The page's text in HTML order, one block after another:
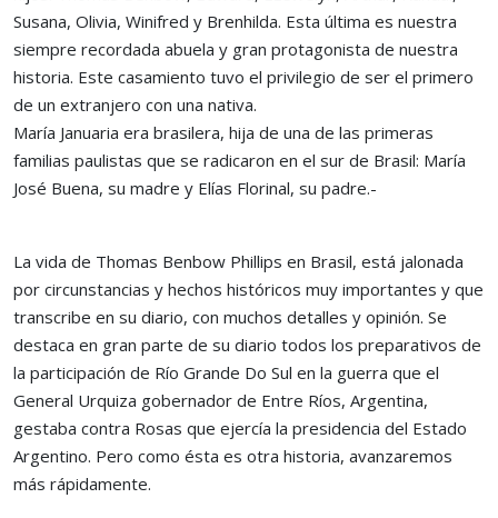
Susana, Olivia, Winifred y Brenhilda. Esta última es nuestra
siempre recordada abuela y gran protagonista de nuestra
historia. Este casamiento tuvo el privilegio de ser el primero
de un extranjero con una nativa.
María Januaria era brasilera, hija de una de las primeras
familias paulistas que se radicaron en el sur de Brasil: María
José Buena, su madre y Elías Florinal, su padre.-
La vida de Thomas Benbow Phillips en Brasil, está jalonada
por circunstancias y hechos históricos muy importantes y que
transcribe en su diario, con muchos detalles y opinión. Se
destaca en gran parte de su diario todos los preparativos de
la participación de Río Grande Do Sul en la guerra que el
General Urquiza gobernador de Entre Ríos, Argentina,
gestaba contra Rosas que ejercía la presidencia del Estado
Argentino. Pero como ésta es otra historia, avanzaremos
más rápidamente.